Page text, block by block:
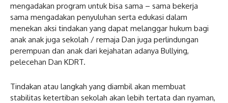
mengadakan program untuk bisa sama – sama bekerja
sama mengadakan penyuluhan serta edukasi dalam
menekan aksi tindakan yang dapat melanggar hukum bagi
anak anak juga sekolah / remaja Dan juga perlindungan
perempuan dan anak dari kejahatan adanya Bullying,
pelecehan Dan KDRT.
Tindakan atau langkah yang diambil akan membuat
stabilitas ketertiban sekolah akan lebih tertata dan nyaman,